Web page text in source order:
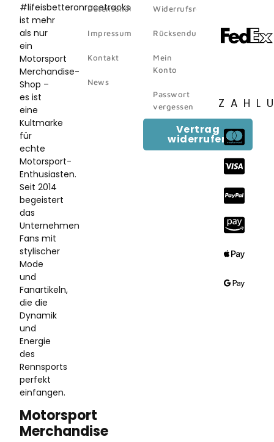
#lifeisbetteronracetracks
ist mehr
als nur
ein
Motorsport
Merchandise-
Shop –
es ist
eine
Kultmarke
für
echte
Motorsport-
Enthusiasten.
Seit 2014
begeistert
das
Unternehmen
Fans mit
stylischer
Mode
und
Fanartikeln,
die die
Dynamik
und
Energie
des
Rennsports
perfekt
einfangen.
Motorsport
Merchandise
Datenschutz
Impressum
Kontakt
News
Widerrufsrecht
Rücksendungen
Mein
Konto
Passwort
vergessen
Vertrag
widerrufen